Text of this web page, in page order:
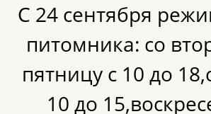
С 24 сентября
питомника: со
пятницу с 10 до
10 до